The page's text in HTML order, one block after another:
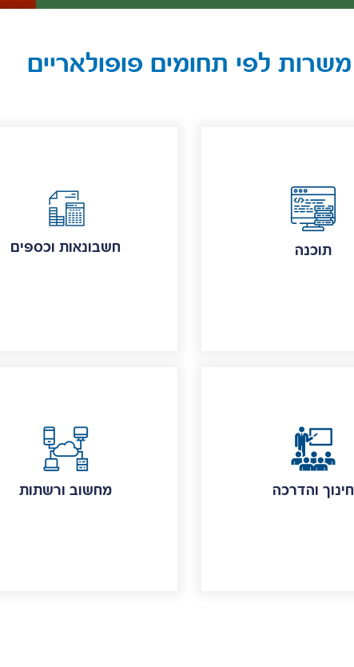
משרות לפי תחומים פופולאריים
חשבונאות וכספים תוכנה
מחשוב ורשתות חינוך והדרכה